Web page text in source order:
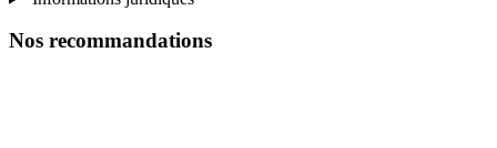
Nos recommandations